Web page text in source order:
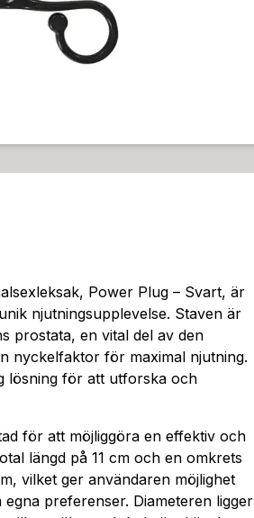
Power Plug – Svart, är
njutningsupplevelse. Staven är
prostata, en vital del av den
nyckelfaktor för maximal njutning.
lösning för att utforska och
för att möjliggöra en effektiv och
längd på 11 cm och en omkrets
vilket ger användaren möjlighet
preferenser. Diameteren ligger